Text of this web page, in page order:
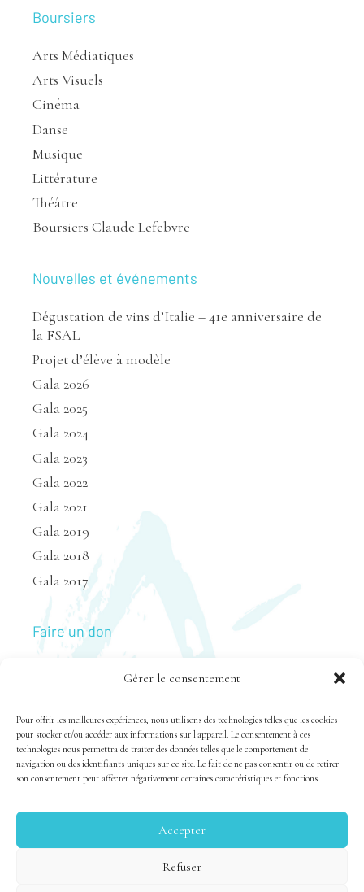
Gérer le consentement
Pour offrir les meilleures expériences, nous utilisons des technologies telles que les cookies
pour stocker et/ou accéder aux informations sur l'appareil. Le consentement à ces
technologies nous permettra de traiter des données telles que le comportement de
navigation ou des identifiants uniques sur ce site. Le fait de ne pas consentir ou de retirer
son consentement peut affecter négativement certaines caractéristiques et fonctions.
Accepter
Refuser
Boursiers
Arts Médiatiques
Arts Visuels
Cinéma
Danse
Musique
Littérature
Théâtre
Boursiers Claude Lefebvre
Nouvelles et événements
Dégustation de vins d’Italie – 41e anniversaire de
la FSAL
Projet d’élève à modèle
Gala 2026
Gala 2025
Gala 2024
Gala 2023
Gala 2022
Gala 2021
Gala 2019
Gala 2018
Gala 2017
Faire un don
Tous droits réservés 1983-2020 FSAL /